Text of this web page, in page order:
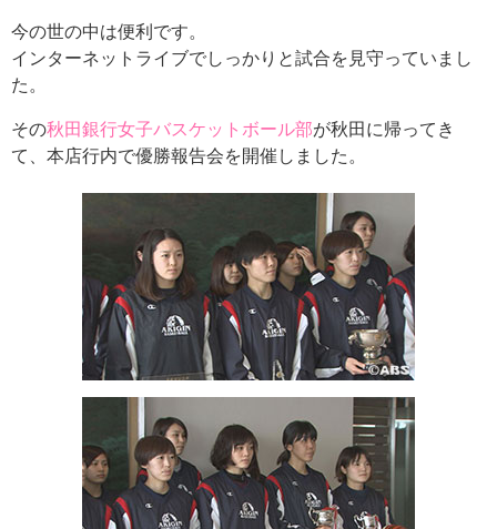
今の世の中は便利です。
インターネットライブでしっかりと試合を見守っていまし
た。
その秋田銀行女子バスケットボール部が秋田に帰ってき
て、本店行内で優勝報告会を開催しました。